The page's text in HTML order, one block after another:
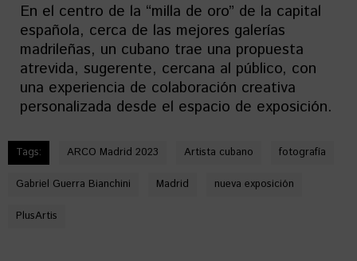
En el centro de la “milla de oro” de la capital
española, cerca de las mejores galerías
madrileñas, un cubano trae una propuesta
atrevida, sugerente, cercana al público, con
una experiencia de colaboración creativa
personalizada desde el espacio de exposición.
Tags: ARCO Madrid 2023 Artista cubano fotografía
Gabriel Guerra Bianchini Madrid nueva exposición
PlusArtis